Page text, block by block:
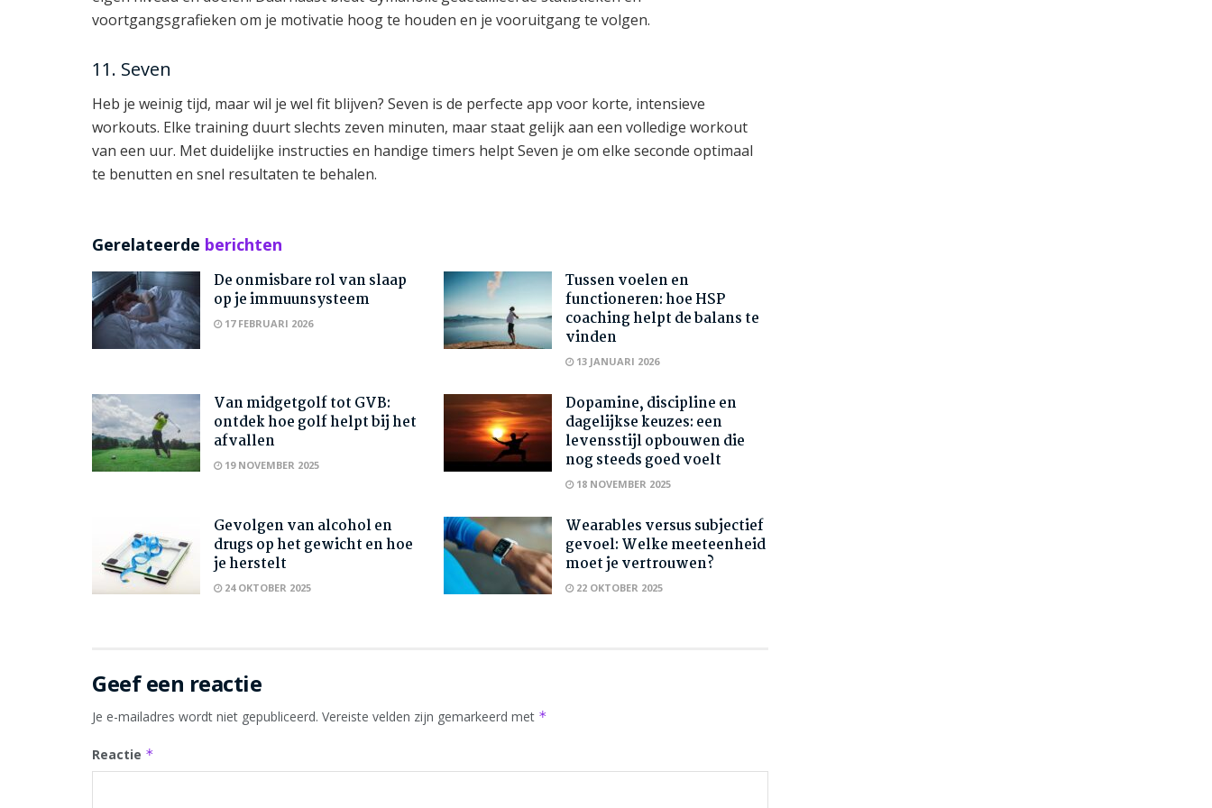
voortgangsgrafieken om je motivatie hoog te houden en je vooruitgang te volgen.
11. Seven
Heb je weinig tijd, maar wil je wel fit blijven? Seven is de perfecte app voor korte, intensieve
workouts. Elke training duurt slechts zeven minuten, maar staat gelijk aan een volledige workout
van een uur. Met duidelijke instructies en handige timers helpt Seven je om elke seconde optimaal
te benutten en snel resultaten te behalen.
Gerelateerde berichten
De onmisbare rol van slaap
op je immuunsysteem
17 FEBRUARI 2026
Tussen voelen en
functioneren: hoe HSP
coaching helpt de balans te
vinden
13 JANUARI 2026
Van midgetgolf tot GVB:
ontdek hoe golf helpt bij het
afvallen
19 NOVEMBER 2025
Dopamine, discipline en
dagelijkse keuzes: een
levensstijl opbouwen die
nog steeds goed voelt
18 NOVEMBER 2025
Gevolgen van alcohol en
drugs op het gewicht en hoe
je herstelt
24 OKTOBER 2025
Wearables versus subjectief
gevoel: Welke meeteenheid
moet je vertrouwen?
22 OKTOBER 2025
Geef een reactie
Je e-mailadres wordt niet gepubliceerd. Vereiste velden zijn gemarkeerd met *
Reactie *